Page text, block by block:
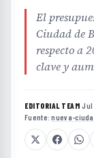
El
Ciudad de
respecto a
clave y
EDITORIAL TEAM·Jul
Fuente:nueva-